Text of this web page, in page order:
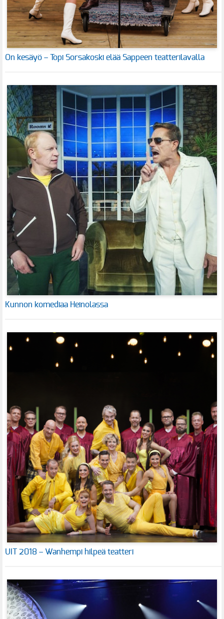
On kesäyö – Topi Sorsakoski elää Sappeen teatterilavalla
Kunnon komediaa Heinolassa
UIT 2018 – Wanhempi hilpeä teatteri